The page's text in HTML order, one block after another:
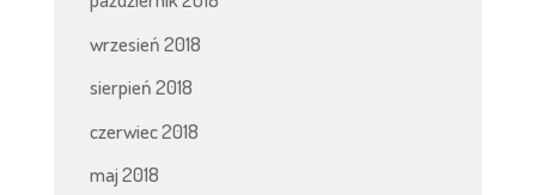
wrzesień 2018
sierpień 2018
czerwiec 2018
maj 2018